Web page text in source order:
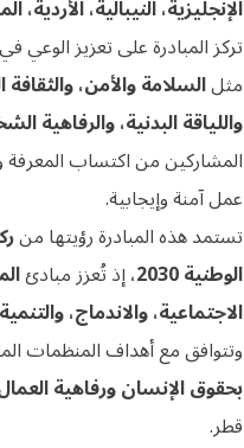
الإنجليزية، النيبالية، الأردية،
تركز المبادرة على تعزيز
مثلالسلامة والأمن،
واللياقة البدنية، والرفاهية
المشاركين من اكتساب المعرفة
عمل آمنة وإيجابية.
تستمد هذه المبادرة رؤيتها من
الوطنية 2030
، إذ تُعزز مبادئ
الاجتماعية، والاندماج،
وتتوافق مع أهداف المنظمات
بحقوق الإنسان ورفاهية
قطر.